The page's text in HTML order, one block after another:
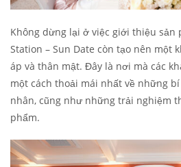
Không dừng lại ở việc giới thiệu sản
Station – Sun Date còn tạo nên một
áp và thân mật. Đây là nơi mà các
một cách thoải mái nhất về những
nhân, cũng như những trải nghiệm
phẩm.